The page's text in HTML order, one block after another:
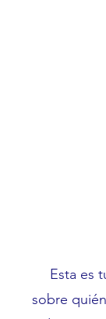
Esta es
sobre